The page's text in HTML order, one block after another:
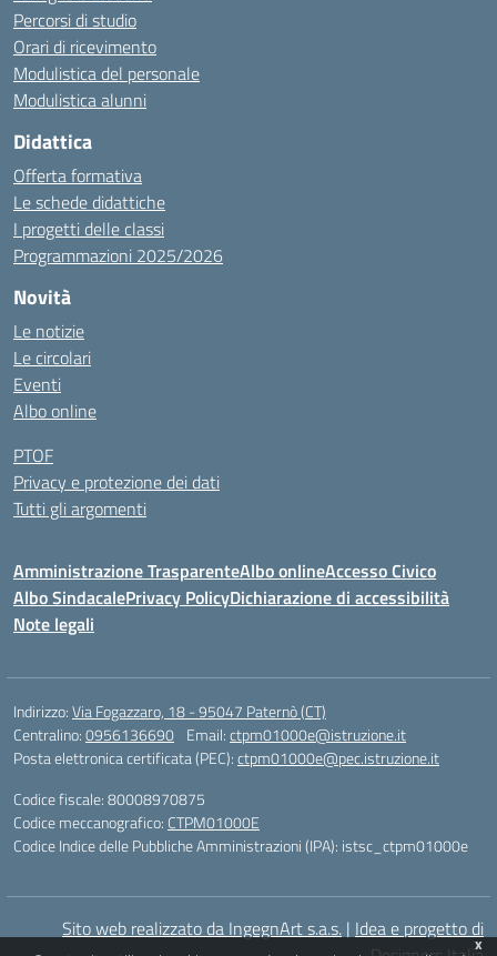
Percorsi di studio
Orari di ricevimento
Modulistica del personale
Modulistica alunni
Didattica
Offerta formativa
Le schede didattiche
I progetti delle classi
Programmazioni 2025/2026
Novità
Le notizie
Le circolari
Eventi
Albo online
PTOF
Privacy e protezione dei dati
Tutti gli argomenti
Amministrazione TrasparenteAlbo onlineAccesso Civico
Albo SindacalePrivacy PolicyDichiarazione di accessibilità
Note legali
Indirizzo:Via Fogazzaro, 18 - 95047 Paternò (CT)
Centralino:0956136690 Email:ctpm01000e@istruzione.it
Posta elettronica certificata (PEC):ctpm01000e@pec.istruzione.it
Codice fiscale: 80008970875
Codice meccanografico: CTPM01000E
Codice Indice delle Pubbliche Amministrazioni (IPA): istsc_ctpm01000e
Sito web realizzato da IngegnArt s.a.s. | Idea e progetto di
x